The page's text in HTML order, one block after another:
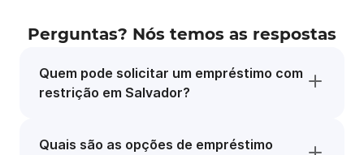
Perguntas? Nós temos as respostas
Quem pode solicitar um empréstimo com
restrição em Salvador?
Quais são as opções de empréstimo